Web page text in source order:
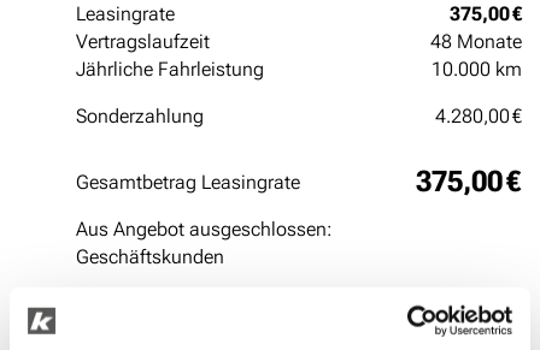
Leasingrate
375,00 €
Vertragslaufzeit
48 Monate
Jährliche Fahrleistung
10.000 km
Sonderzahlung 4.280,00 €
Gesamtbetrag Leasingrate 375,00 €
Aus Angebot ausgeschlossen:
Geschäftskunden